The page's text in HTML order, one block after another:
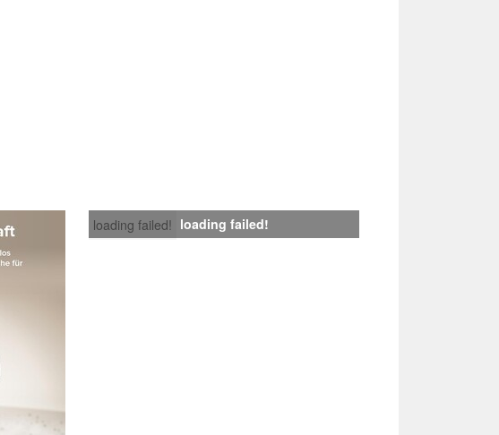
loading failed! loading failed!